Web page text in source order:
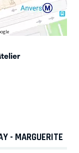
- MARGUERITE